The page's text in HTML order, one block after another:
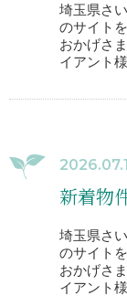
埼玉県さ
のサイト
おかげさ
イアント
新着物
埼玉県さ
のサイト
おかげさ
イアント